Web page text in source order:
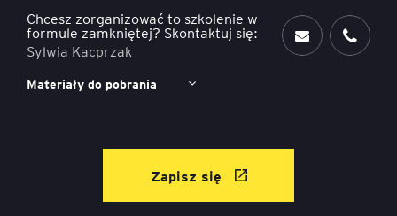
Chcesz zorganizować to szkolenie w
formule zamkniętej? Skontaktuj się:
Sylwia Kacprzak
Materiały do pobrania
Zapisz się